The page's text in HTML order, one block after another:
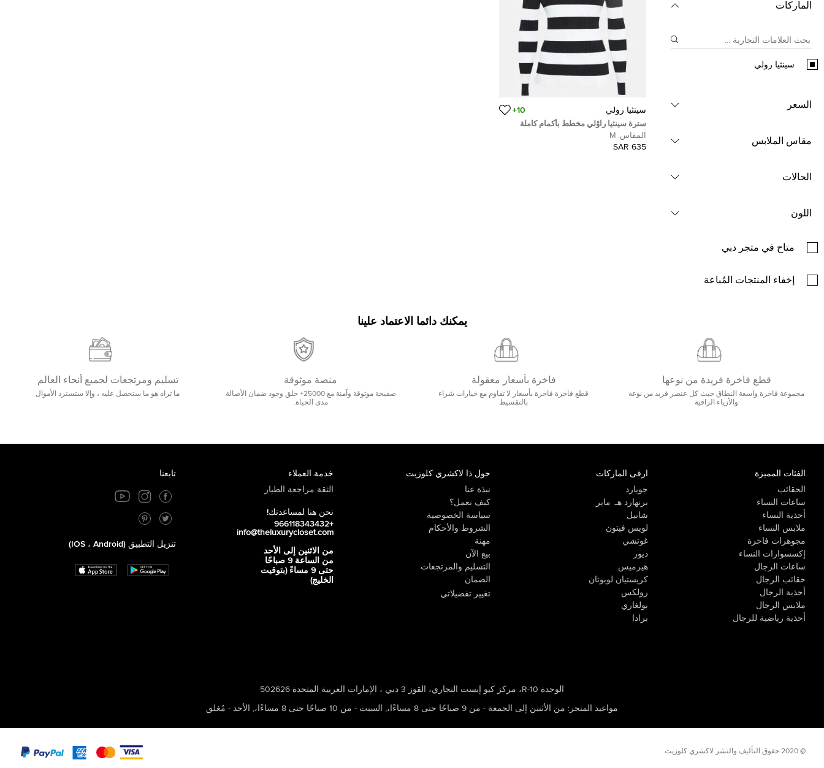
الماركات
سينثيا رولي
السعر
مقاس الملابس
الحالات
اللون
متاح في متجر دبي
إخفاء المنتجات المُباعة
سينثيا رولي 10+
سترة سينثيا راوْلي مخطط بأكمام كاملة
أسود/أبيض مقاس وسط (ميديوم)
المقاس: M
635 SAR
يمكنك دائما الاعتماد علينا
قطع فاخرة فريدة من نوعها
مجموعة فاخرة واسعة النطاق حيث كل عنصر فريد من نوعه
والأزياء الراقية
فاخرة بأسعار معقولة
قطع فاخرة فاخرة بأسعار لا تقاوم مع خيارات شراء
بالتقسيط
منصة موثوقة
صفيحة موثوقة وآمنة مع 25000+ خلق وجود ضمان الأصالة
مدى الحياة.
تسليم ومرتجعات لجميع أنحاء العالم
ما تراه هو ما ستحصل عليه ، وإلا ستسترد الأموال
الفئات المميزة
الحقائب
ساعات النساء
أحذية النساء
ملابس النساء
مجوهرات فاخرة
إكسسوارات النساء
ساعات الرجال
حقائب الرجال
أحذية الرجال
ملابس الرجال
أحذية رياضية للرجال
ارقى الماركات
جويارد
برنهارد هـ. ماير
شانيل
لويس فيتون
غوتشي
ديور
هيرميس
كريستيان لوبوتان
رولكس
بولغاري
برادا
حول ذا لاكشري كلوزيت
نبذة عنا
كيف نعمل؟
سياسة الخصوصية
الشروط والأحكام
مهنة
بيع الآن
التسليم والمرتجعات
الضمان
تغيير تفضيلاتي
خدمة العملاء
الثقة مراجعة الطيار
نحن هنا لمساعدتك!
+966118343432
info@theluxurycloset.com
من الاثنين إلى الأحد
من الساعة 9 صباحًا
حتى 9 مساءً (بتوقيت
الخليج)
تابعنا
تنزيل التطبيق (iOS ، Android)
الوحدة R-10، مركز كيو إيست التجاري، القوز 3 دبي ، الإمارات العربية المتحدة 502626
مواعيد المتجر : من الأثنين إلى الجمعة - من 9 صباحًا حتى 8 مساءًا، , السبت - من 10 صباحًا حتى 8 مساءًا، , الأحد - مُغلق
@ 2020 حقوق التأليف والنشر لاكشري كلوزيت